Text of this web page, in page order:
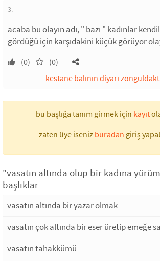
3.
acaba bu olayın adı, " bazı " kadınlar
gördüğü için karşıdakini küçük görüyor
(0) (0)
kestane balının diyarı
bu başlığa tanım girmek için kayıt
zaten üye iseniz buradan giriş
"vasatın altında olup bir kadına
başlıklar
vasatın altında bir yazar olmak
vasatın çok altında bir eser üretip emeğe
vasatın tahakkümü